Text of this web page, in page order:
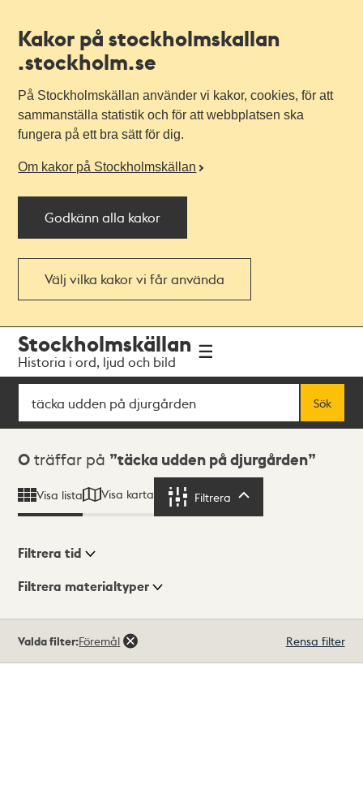
Kakor på stockholmskallan
.stockholm.se
På Stockholmskällan använder vi kakor, cookies, för att
sammanställa statistik och för att webbplatsen ska
fungera på ett bra sätt för dig.
Om kakor på Stockholmskällan
Godkänn alla kakor
Välj vilka kakor vi får använda
navigationen
huvudinnehållet
Stockholmskällan
Historia i ord, ljud och bild
Sök
Sök
Sökresultat
0 träffar på täcka udden på djurgården
Visa lista Visa karta Filtrera
Visningsläge
Filtrera tid
Filtrera materialtyper
träffar
Valda filter:Föremål Rensa filter